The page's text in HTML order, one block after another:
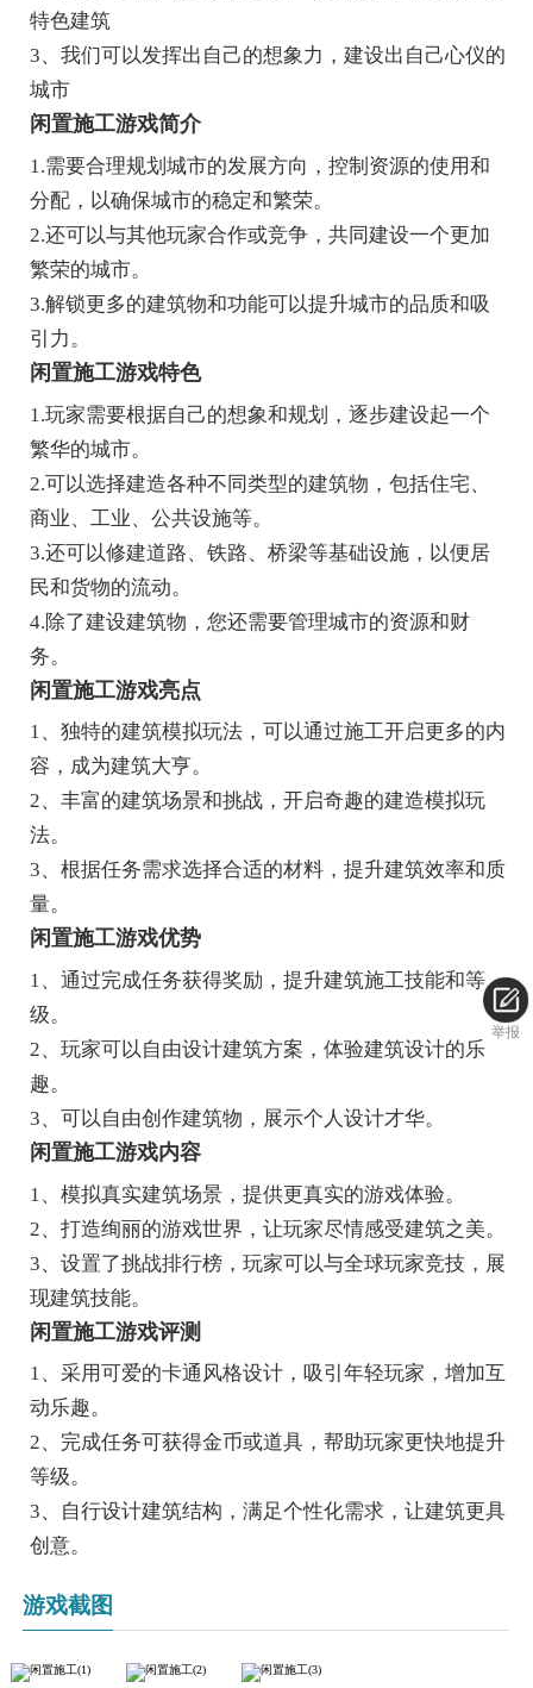
特色建筑
3、我们可以发挥出自己的想象力，建设出自己心仪的
城市
闲置施工游戏简介
1.需要合理规划城市的发展方向，控制资源的使用和
分配，以确保城市的稳定和繁荣。
2.还可以与其他玩家合作或竞争，共同建设一个更加
繁荣的城市。
3.解锁更多的建筑物和功能可以提升城市的品质和吸
引力。
闲置施工游戏特色
1.玩家需要根据自己的想象和规划，逐步建设起一个
繁华的城市。
2.可以选择建造各种不同类型的建筑物，包括住宅、
商业、工业、公共设施等。
3.还可以修建道路、铁路、桥梁等基础设施，以便居
民和货物的流动。
4.除了建设建筑物，您还需要管理城市的资源和财
务。
闲置施工游戏亮点
1、独特的建筑模拟玩法，可以通过施工开启更多的内
容，成为建筑大亨。
2、丰富的建筑场景和挑战，开启奇趣的建造模拟玩
法。
3、根据任务需求选择合适的材料，提升建筑效率和质
量。
闲置施工游戏优势
1、通过完成任务获得奖励，提升建筑施工技能和等
级。
2、玩家可以自由设计建筑方案，体验建筑设计的乐
趣。
3、可以自由创作建筑物，展示个人设计才华。
闲置施工游戏内容
1、模拟真实建筑场景，提供更真实的游戏体验。
2、打造绚丽的游戏世界，让玩家尽情感受建筑之美。
3、设置了挑战排行榜，玩家可以与全球玩家竞技，展
现建筑技能。
闲置施工游戏评测
1、采用可爱的卡通风格设计，吸引年轻玩家，增加互
动乐趣。
2、完成任务可获得金币或道具，帮助玩家更快地提升
等级。
3、自行设计建筑结构，满足个性化需求，让建筑更具
创意。
游戏截图
举报